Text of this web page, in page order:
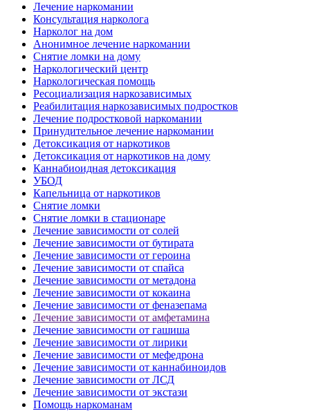
Лечение наркомании
Консультация нарколога
Нарколог на дом
Анонимное лечение наркомании
Снятие ломки на дому
Наркологический центр
Наркологическая помощь
Ресоциализация наркозависимых
Реабилитация наркозависимых подростков
Лечение подростковой наркомании
Принудительное лечение наркомании
Детоксикация от наркотиков
Детоксикация от наркотиков на дому
Каннабиоидная детоксикация
УБОД
Капельница от наркотиков
Снятие ломки
Снятие ломки в стационаре
Лечение зависимости от солей
Лечение зависимости от бутирата
Лечение зависимости от героина
Лечение зависимости от спайса
Лечение зависимости от метадона
Лечение зависимости от кокаина
Лечение зависимости от феназепама
Лечение зависимости от амфетамина
Лечение зависимости от гашиша
Лечение зависимости от лирики
Лечение зависимости от мефедрона
Лечение зависимости от каннабиноидов
Лечение зависимости от ЛСД
Лечение зависимости от экстази
Помощь наркоманам